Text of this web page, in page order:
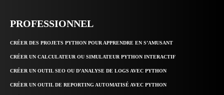
PROFESSIONNEL
CRÉER DES PROJETS PYTHON POUR APPRENDRE EN S’AMUSANT
CRÉER UN CALCULATEUR OU SIMULATEUR PYTHON INTERACTIF
CRÉER UN OUTIL SEO OU D’ANALYSE DE LOGS AVEC PYTHON
CRÉER UN OUTIL DE REPORTING AUTOMATISÉ AVEC PYTHON